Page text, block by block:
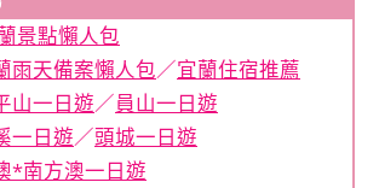
景點懶人包
雨天備案懶人包／宜蘭住宿推薦
山一日遊／員山一日遊
一日遊／頭城一日遊
*南方澳一日遊